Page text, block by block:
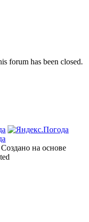
forum has been closed.
Создано на основе